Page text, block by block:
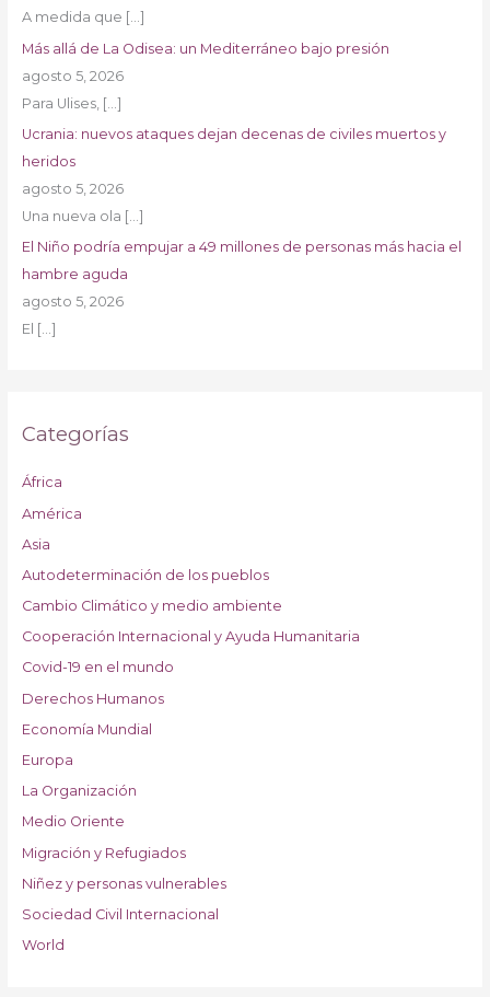
A medida que […]
Más allá de La Odisea: un Mediterráneo bajo presión
agosto 5, 2026
Para Ulises, […]
Ucrania: nuevos ataques dejan decenas de civiles muertos y
heridos
agosto 5, 2026
Una nueva ola […]
El Niño podría empujar a 49 millones de personas más hacia el
hambre aguda
agosto 5, 2026
El […]
Categorías
África
América
Asia
Autodeterminación de los pueblos
Cambio Climático y medio ambiente
Cooperación Internacional y Ayuda Humanitaria
Covid-19 en el mundo
Derechos Humanos
Economía Mundial
Europa
La Organización
Medio Oriente
Migración y Refugiados
Niñez y personas vulnerables
Sociedad Civil Internacional
World